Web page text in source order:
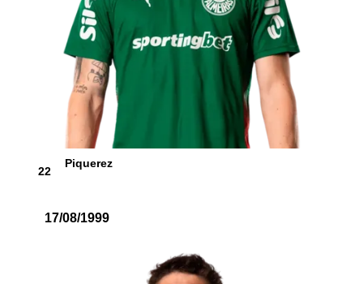
22
Piquerez
17/08/1999